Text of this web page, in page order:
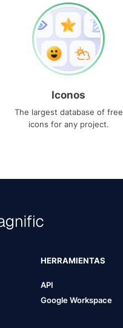
Iconos
The largest database of free
icons for any project.
HERRAMIENTAS
API
Google Workspace